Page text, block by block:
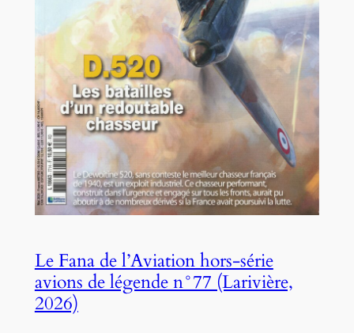
Le Fana de l’Aviation hors-série
avions de légende n°77 (Larivière,
2026)